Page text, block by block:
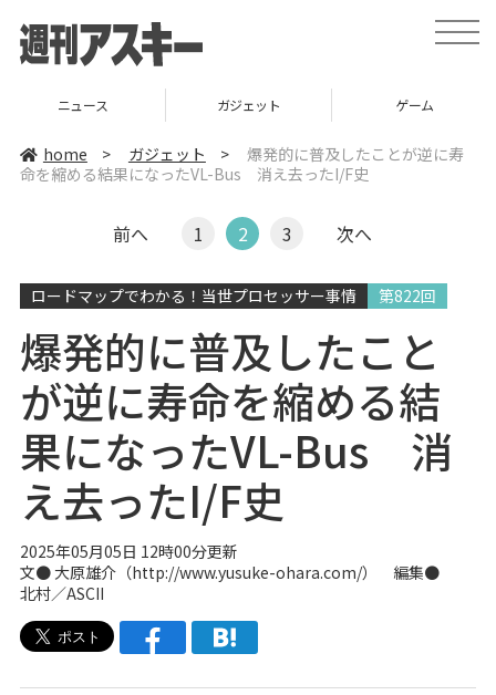
t
o
a
v
ニュース ガジェット ゲーム
home > ガジェット >
爆発的に普及したことが逆に寿
命を縮める結果になったVL-Bus 消え去ったI/F史
前へ 1 2 3 次へ
ロードマップでわかる！当世プロセッサー事情 第822回
爆発的に普及したこと
が逆に寿命を縮める結
果になったVL-Bus 消
え去ったI/F史
2025年05月05日 12時00分更新
文●大原雄介（http://www.yusuke-ohara.com/）
編集●
北村／ASCII